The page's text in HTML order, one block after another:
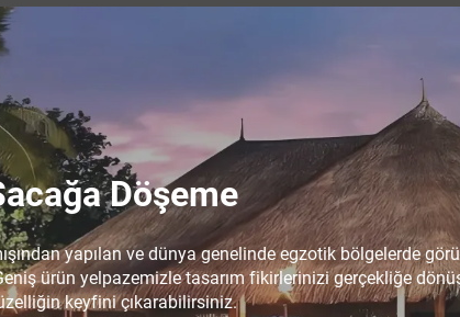
Döşeme
yapılan ve dünya genelinde egzotik bölgelerde
ürün yelpazemizle tasarım fikirlerinizi gerçekliğe
keyfini çıkarabilirsiniz.